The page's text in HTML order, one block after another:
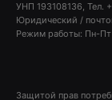
УНП 193108136, Тел.
Юридический /
Режим работы: Пн-
Защитой прав